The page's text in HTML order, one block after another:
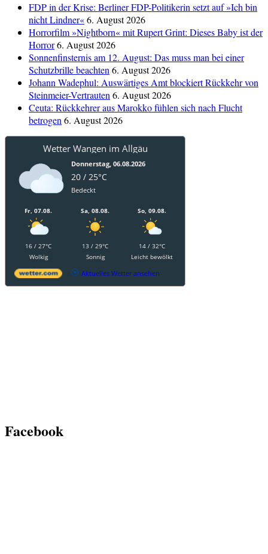
FDP in der Krise: Berliner FDP-Politikerin setzt auf »Ich bin
nicht Lindner«6. August 2026
Horrorfilm »Nightborn« mit Rupert Grint: Dieses Baby ist der
Horror6. August 2026
Sonnenfinsternis am 12. August: Das muss man bei einer
Schutzbrille beachten6. August 2026
Johann Wadephul: Auswärtiges Amt blockiert Rückkehr von
Steinmeier-Vertrauten6. August 2026
Ceuta: Rückkehrer aus Marokko fühlen sich nach Flucht
betrogen6. August 2026
Wetter Wangen im Allgäu
Donnerstag, 06.08.2026
20 / 25°C
Bedeckt
Fr, 07.08.
16 / 27°C
Wolkig
Sa, 08.08.
13 / 29°C
Sonnig
So, 09.08.
14 / 32°C
Leicht bewölkt
Aktuelles Wetter ansehen
Facebook